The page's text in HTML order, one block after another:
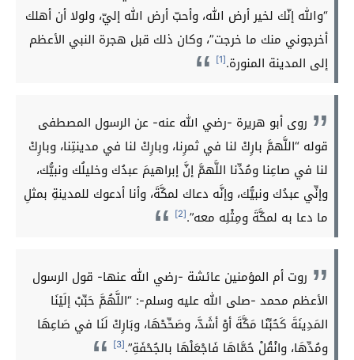
“والله إنّك لخير أرض الله، وأحبّ أرض الله إليّ، ولولا أن أهلك
أخرجوني منك ما خرجت”، وكان ذلك قبل هجرة النبي الأعظم
إلى المدينة المنورة.[1]
روى أبو هريرة -رضي الله عنه- عن الرسول المصطفى
قوله “اللَّهمَّ بارِكْ لنا في ثمرِنا، وبارِكْ لنا في مدينتِنا، وبارِكْ
لنا في صاعِنا ومُدِّنا اللَّهمَّ إنَّ إبراهيمَ عبدُك وخليلُك ونبيُّك،
وإنِّي عبدُك ونبيُّك، وإنَّه دعاك لمكَّةَ، وأنا أدعوك للمدينةِ بمثلِ
ما دعا به لمكَّةَ ومِثْلِه معه”.[2]
روت أم المؤمنين عائشة -رضي الله عنها- قول الرسول
الأعظم محمد -صلى الله عليه وسلم-: “اللَّهُمَّ حَبِّبْ إلَيْنَا
المَدِينَةَ كَحُبِّنَا مَكَّةَ أوْ أشَدَّ، وصَحِّحْهَا، وبَارِكْ لَنَا في صَاعِهَا
ومُدِّهَا، وانْقُلْ حُمَّاهَا فَاجْعَلْهَا بالجُحْفَةِ”.[3]